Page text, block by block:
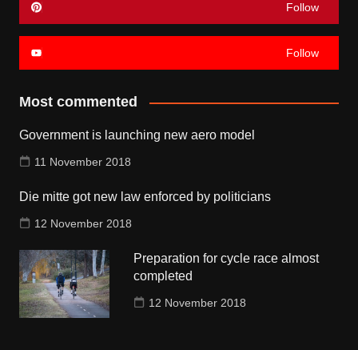
Follow
Follow
Most commented
Government is launching new aero model
11 November 2018
Die mitte got new law enforced by politicians
12 November 2018
Preparation for cycle race almost
completed
12 November 2018